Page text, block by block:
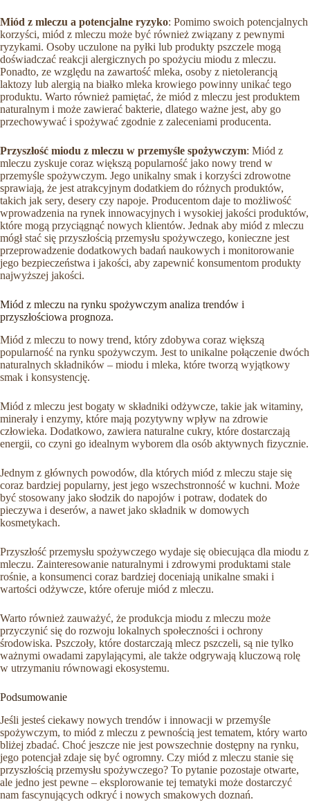
Miód z mleczu a potencjalne ryzyko: Pomimo swoich potencjalnych
korzyści, miód z mleczu może być również związany z pewnymi
ryzykami. Osoby uczulone na pyłki lub produkty pszczele mogą
doświadczać reakcji alergicznych po spożyciu miodu z mleczu.
Ponadto, ze względu na zawartość mleka, osoby z nietolerancją
laktozy lub alergią na białko mleka krowiego powinny unikać tego
produktu. Warto również pamiętać, że miód z mleczu jest produktem
naturalnym i może zawierać bakterie, dlatego ważne jest, aby go
przechowywać i spożywać zgodnie z zaleceniami producenta.
Przyszłość miodu z mleczu w przemyśle spożywczym: Miód z
mleczu zyskuje coraz większą popularność jako nowy trend w
przemyśle spożywczym. Jego unikalny smak i korzyści zdrowotne
sprawiają, że jest atrakcyjnym dodatkiem do różnych produktów,
takich jak sery, desery czy napoje. Producentom daje to możliwość
wprowadzenia na rynek innowacyjnych i wysokiej jakości produktów,
które mogą przyciągnąć nowych klientów. Jednak aby miód z mleczu
mógł stać się przyszłością przemysłu spożywczego, konieczne jest
przeprowadzenie dodatkowych badań naukowych i monitorowanie
jego bezpieczeństwa i jakości, aby zapewnić konsumentom produkty
najwyższej jakości.
Miód z mleczu na rynku spożywczym analiza trendów i
przyszłościowa prognoza.
Miód z mleczu to nowy trend, który zdobywa coraz większą
popularność na rynku spożywczym. Jest to unikalne połączenie dwóch
naturalnych składników – miodu i mleka, które tworzą wyjątkowy
smak i konsystencję.
Miód z mleczu jest bogaty w składniki odżywcze, takie jak witaminy,
minerały i enzymy, które mają pozytywny wpływ na zdrowie
człowieka. Dodatkowo, zawiera naturalne cukry, które dostarczają
energii, co czyni go idealnym wyborem dla osób aktywnych fizycznie.
Jednym z głównych powodów, dla których miód z mleczu staje się
coraz bardziej popularny, jest jego wszechstronność w kuchni. Może
być stosowany jako słodzik do napojów i potraw, dodatek do
pieczywa i deserów, a nawet jako składnik w domowych
kosmetykach.
Przyszłość przemysłu spożywczego wydaje się obiecująca dla miodu z
mleczu. Zainteresowanie naturalnymi i zdrowymi produktami stale
rośnie, a konsumenci coraz bardziej doceniają unikalne smaki i
wartości odżywcze, które oferuje miód z mleczu.
Warto również zauważyć, że produkcja miodu z mleczu może
przyczynić się do rozwoju lokalnych społeczności i ochrony
środowiska. Pszczoły, które dostarczają mlecz pszczeli, są nie tylko
ważnymi owadami zapylającymi, ale także odgrywają kluczową rolę
w utrzymaniu równowagi ekosystemu.
Podsumowanie
Jeśli jesteś ciekawy nowych trendów i innowacji w przemyśle
spożywczym, to miód z mleczu z pewnością jest tematem, który warto
bliżej zbadać. Choć jeszcze nie jest powszechnie dostępny na rynku,
jego potencjał zdaje się być ogromny. Czy miód z mleczu stanie się
przyszłością przemysłu spożywczego? To pytanie pozostaje otwarte,
ale jedno jest pewne – eksplorowanie tej tematyki może dostarczyć
nam fascynujących odkryć i nowych smakowych doznań.